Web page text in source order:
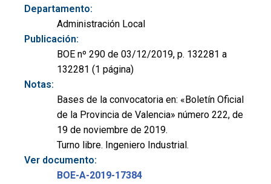
Departamento:
Administración Local
Publicación:
BOE nº 290 de 03/12/2019, p. 132281 a
132281 (1 página)
Notas:
Bases de la convocatoria en: «Boletín Oficial
de la Provincia de Valencia» número 222, de
19 de noviembre de 2019.
Turno libre. Ingeniero Industrial.
Ver documento:
BOE-A-2019-17384